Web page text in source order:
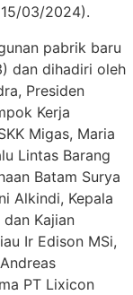
03/2024).
pabrik baru
dan dihadiri oleh
Presiden
Kerja
Migas, Maria
Lintas Barang
Batam Surya
Alkindi, Kepala
Kajian
Ir Edison MSi,
PT Lixicon